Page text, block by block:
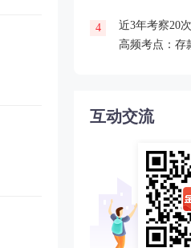
4
近3年考察20
高频考点：存
互动交流